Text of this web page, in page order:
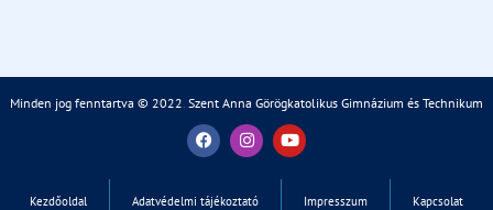
Minden jog fenntartva © 2022 Szent Anna Görögkatolikus Gimnázium és Technikum
Kezdőoldal Adatvédelmi tájékoztató Impresszum Kapcsolat